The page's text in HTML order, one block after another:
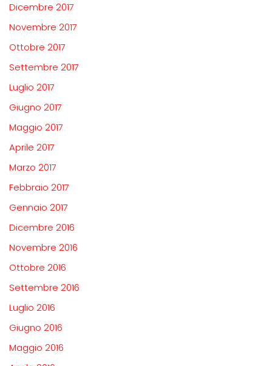
Dicembre 2017
Novembre 2017
Ottobre 2017
Settembre 2017
Luglio 2017
Giugno 2017
Maggio 2017
Aprile 2017
Marzo 2017
Febbraio 2017
Gennaio 2017
Dicembre 2016
Novembre 2016
Ottobre 2016
Settembre 2016
Luglio 2016
Giugno 2016
Maggio 2016